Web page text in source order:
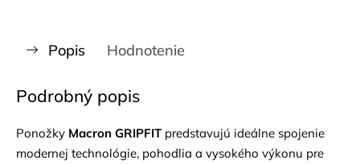
Popis Hodnotenie
Podrobný popis
Ponožky Macron GRIPFITpredstavujú ideálne spojenie
modernej technológie, pohodlia a vysokého výkonu pre